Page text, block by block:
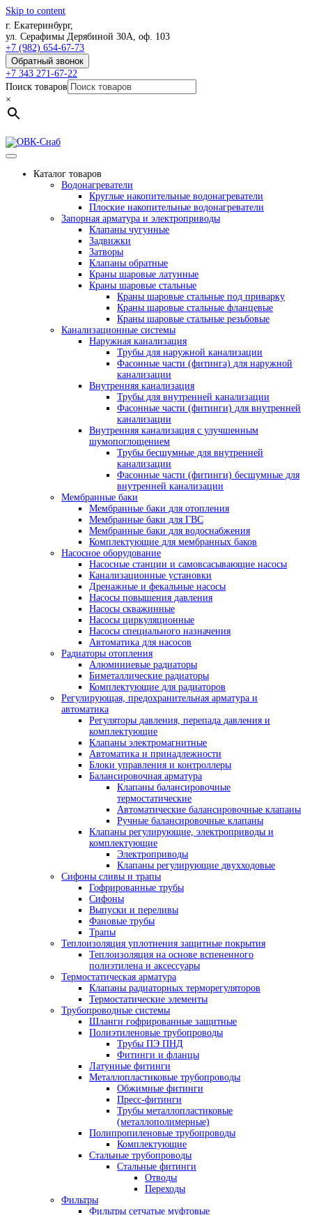
Skip to content
г. Екатеринбург,
ул. Серафимы Дерябиной 30А, оф. 103
+7 (982) 654-67-73
Обратный звонок
+7 343 271-67-22
Поиск товаров
×
Каталог товаров
Водонагреватели
Круглые накопительные водонагреватели
Плоские накопительные водонагреватели
Запорная арматура и электроприводы
Клапаны чугунные
Задвижки
Затворы
Клапаны обратные
Краны шаровые латунные
Краны шаровые стальные
Краны шаровые стальные под приварку
Краны шаровые стальные фланцевые
Краны шаровые стальные резьбовые
Канализационные системы
Наружная канализация
Трубы для наружной канализации
Фасонные части (фитинга) для наружной
канализации
Внутренняя канализация
Трубы для внутренней канализации
Фасонные части (фитинги) для внутренней
канализации
Внутренняя канализация с улучшенным
шумопоглощением
Трубы бесшумные для внутренней
канализации
Фасонные части (фитинги) бесшумные для
внутренней канализации
Мембранные баки
Мембранные баки для отопления
Мембранные баки для ГВС
Мембранные баки для водоснабжения
Комплектующие для мембранных баков
Насосное оборудование
Насосные станции и самовсасывающие насосы
Канализационные установки
Дренажные и фекальные насосы
Насосы повышения давления
Насосы скважинные
Насосы циркуляционные
Насосы специального назначения
Автоматика для насосов
Радиаторы отопления
Алюминиевые радиаторы
Биметаллические радиаторы
Комплектующие для радиаторов
Регулирующая, предохранительная арматура и
автоматика
Регуляторы давления, перепада давления и
комплектующие
Клапаны электромагнитные
Автоматика и принадлежности
Блоки управления и контроллеры
Балансировочная арматура
Клапаны балансировочные
термостатические
Автоматические балансировочные клапаны
Ручные балансировочные клапаны
Клапаны регулирующие, электроприводы и
комплектующие
Электроприводы
Клапаны регулирующие двухходовые
Сифоны сливы и трапы
Гофрированные трубы
Сифоны
Выпуски и переливы
Фановые трубы
Трапы
Теплоизоляция уплотнения защитные покрытия
Теплоизоляция на основе вспененного
полиэтилена и аксессуары
Термостатическая арматура
Клапаны радиаторных терморегуляторов
Термостатические элементы
Трубопроводные системы
Шланги гофрированные защитные
Полиэтиленовые трубопроводы
Трубы ПЭ ПНД
Фитинги и фланцы
Латунные фитинги
Металлопластиковые трубопроводы
Обжимные фитинги
Пресс-фитинги
Трубы металлопластиковые
(металлополимерные)
Полипропиленовые трубопроводы
Комплектующие
Стальные трубопроводы
Стальные фитинги
Отводы
Переходы
Фильтры
Фильтры сетчатые муфтовые